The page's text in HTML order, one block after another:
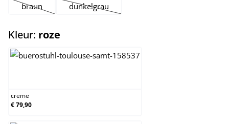
braun
(Deze optie is momenteel niet beschikbaar.)
dunkelgrau
(Deze optie is momenteel niet beschikbaar.)
Kleur: roze
creme
€ 79,90